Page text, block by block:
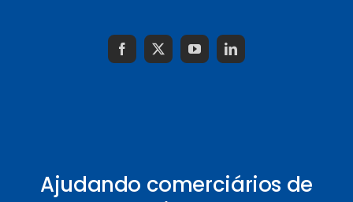
Ajudando comerciários de